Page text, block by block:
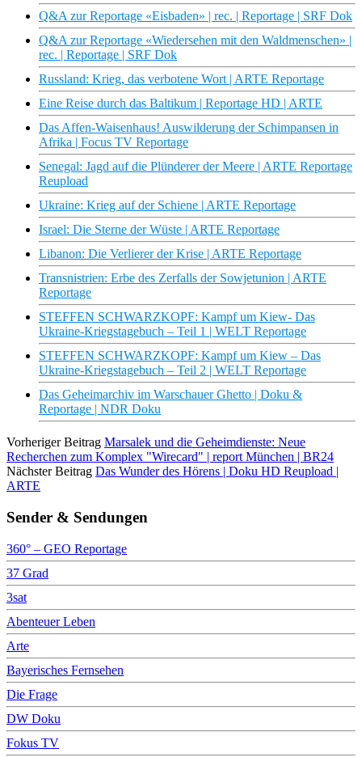
Q&A zur Reportage «Eisbaden» | rec. | Reportage | SRF Dok
Q&A zur Reportage «Wiedersehen mit den Waldmenschen» |
rec. | Reportage | SRF Dok
Russland: Krieg, das verbotene Wort | ARTE Reportage
Eine Reise durch das Baltikum | Reportage HD | ARTE
Das Affen-Waisenhaus! Auswilderung der Schimpansen in
Afrika | Focus TV Reportage
Senegal: Jagd auf die Plünderer der Meere | ARTE Reportage
Reupload
Ukraine: Krieg auf der Schiene | ARTE Reportage
Israel: Die Sterne der Wüste | ARTE Reportage
Libanon: Die Verlierer der Krise | ARTE Reportage
Transnistrien: Erbe des Zerfalls der Sowjetunion | ARTE
Reportage
STEFFEN SCHWARZKOPF: Kampf um Kiew- Das
Ukraine-Kriegstagebuch – Teil 1 | WELT Reportage
STEFFEN SCHWARZKOPF: Kampf um Kiew – Das
Ukraine-Kriegstagebuch – Teil 2 | WELT Reportage
Das Geheimarchiv im Warschauer Ghetto | Doku &
Reportage | NDR Doku
Vorheriger Beitrag Marsalek und die Geheimdienste: Neue
Recherchen zum Komplex "Wirecard" | report München | BR24
Nächster Beitrag Das Wunder des Hörens | Doku HD Reupload |
ARTE
Sender & Sendungen
360° – GEO Reportage
37 Grad
3sat
Abenteuer Leben
Arte
Bayerisches Fernsehen
Die Frage
DW Doku
Fokus TV